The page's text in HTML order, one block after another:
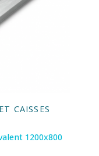
CAISSES
1200x800